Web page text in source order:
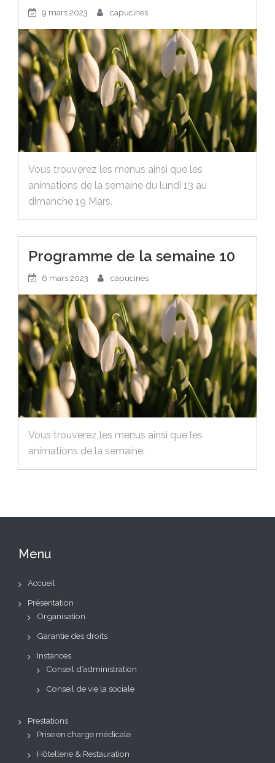
9 mars 2023 capucines
Vous trouverez les menus ainsi que les
animations de la semaine du lundi 13 au
dimanche 19 Mars.
Programme de la semaine 10
6 mars 2023 capucines
Vous trouverez les menus ainsi que les
animations de la semaine.
Menu
Accueil
Présentation
Organisation
Garantie des droits
Instances
Conseil d’administration
Conseil de vie la sociale
Prestations
Prise en charge médicale
Hôtellerie & Restauration